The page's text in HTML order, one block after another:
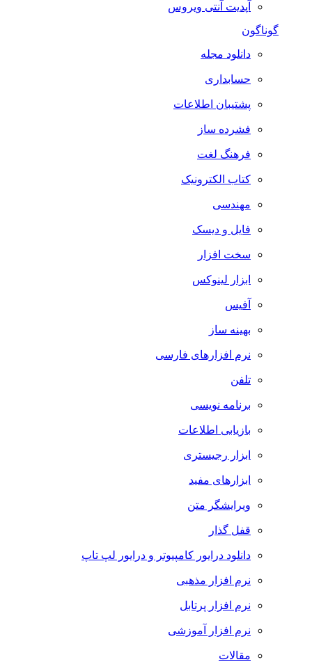
آپدیت آنتی ویروس
گوناگون
دانلود مجله
حسابداری
پشتیبان اطلاعات
فشرده ساز
فرهنگ لغت
کتاب الکترونیک
مهندسی
فایل و دیسک
سخت افزار
ابزار لینوکس
آفیس
بهینه ساز
نرم افزارهای فارسی
تلفن
برنامه نویسی
بازیابی اطلاعات
ابزار رجیستری
ابزارهای مفید
ویرایشگر متن
قفل گذار
دانلود درایور کامپیوتر و درایور لپ تاپ
نرم افزار مذهبی
نرم افزار پرتابل
نرم افزار آموزشی
مقالات